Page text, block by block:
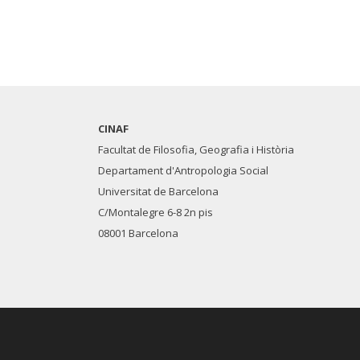
CINAF
Facultat de Filosofia, Geografia i Història
Departament d'Antropologia Social
Universitat de Barcelona
C/Montalegre 6-8 2n pis
08001 Barcelona